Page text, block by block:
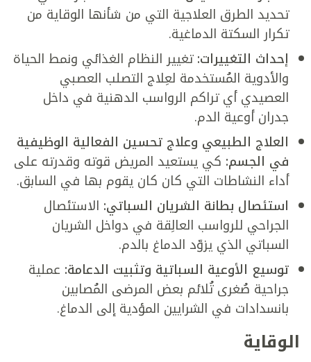
تحديد الطرق العلاجية التي من شأنها الوقاية من
تكرار السكتة الدماغية.
إحداث التغييرات:تغيير النظام الغذائي ونمط الحياة
والأدوية المُستخدمة لعِلاج التصلب العصبي
العصيدي أي تراكم الرواسب الدهنية في داخل
جدران أوعية الدم.
العلاج الطبيعي وعلاج تحسين الفعالية الوظيفية
في الجسم: كي يستعيد المريض قوته وقدرته على
أداء النشاطات التي كان كان يقوم بها في السابق.
استئصال بطانة الشريان السباتي: الاستئصال
الجراحي للرواسب العالِقة في دواخل الشريان
السباتي الذي يزوّد الدماغ بالدم.
توسيع الأوعية السباتية وتثبيت الدعامة: عملية
جراحية صُغرى تُلائم بعض المرضى المُصابين
بانسدادات في الشرايين المؤدية إلى الدماغ.
الوقاية